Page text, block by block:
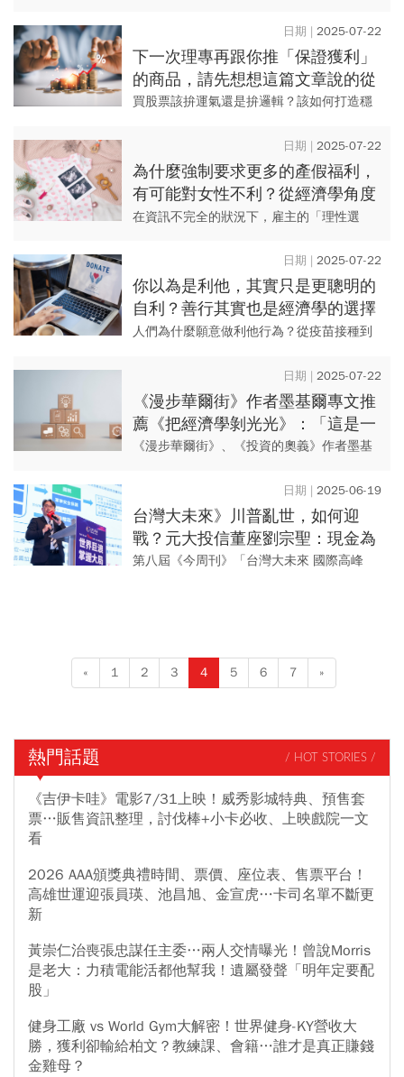
安全？」這樣的提問，反映出一個關鍵：大
盤看似穩健，但我觀察到，內...
2025-07-22
下一次理專再跟你推「保證獲利」
的商品，請先想想這篇文章說的從
經濟學來思考！
買股票該拚運氣還是拚邏輯？該如何打造穩
貼近現實的理財入門指南，教你投資別再被
話術牽著走，減少犯錯的機率...
2025-07-22
為什麼強制要求更多的產假福利，
有可能對女性不利？從經濟學角度
來思考公平卻不平等的問題！
在資訊不完全的狀況下，雇主的「理性選
做的決策卻帶來歧視？本篇文章帶你探討經
濟學如何解釋職場性別與種族不...
2025-07-22
你以為是利他，其實只是更聰明的
自利？善行其實也是經濟學的選擇
邏輯
人們為什麼願意做利他行為？從疫苗接種到
經濟學的效用最大化邏輯。本篇文章探討人
類偏好差異、環境議題與道德...
2025-07-22
《漫步華爾街》作者墨基爾專文推
薦《把經濟學剝光光》：「這是一
本我自己也想寫的書」
《漫步華爾街》、《投資的奧義》作者墨基
為作者惠倫以淺白有趣的方式講解經濟學，
讓讀者無需圖表與公式，也能...
2025-06-19
台灣大未來》川普亂世，如何迎
戰？元大投信董座劉宗聖：現金為
王，投資轉向「交易導向」
第八屆《今周刊》「台灣大未來 國際高峰
« 1 2 3 4 5 6 7 »
熱門話題 / HOT STORIES /
《吉伊卡哇》電影7/31上映！威秀影城特典、預售套
票…販售資訊整理，討伐棒+小卡必收、上映戲院一文
看
2026 AAA頒獎典禮時間、票價、座位表、售票平台！
高雄世運迎張員瑛、池昌旭、金宣虎…卡司名單不斷更
新
黃崇仁治喪張忠謀任主委…兩人交情曝光！曾說Morris
是老大：力積電能活都他幫我！遺屬發聲「明年定要配
股」
健身工廠 vs World Gym大解密！世界健身-KY營收大
勝，獲利卻輸給柏文？教練課、會籍…誰才是真正賺錢
金雞母？